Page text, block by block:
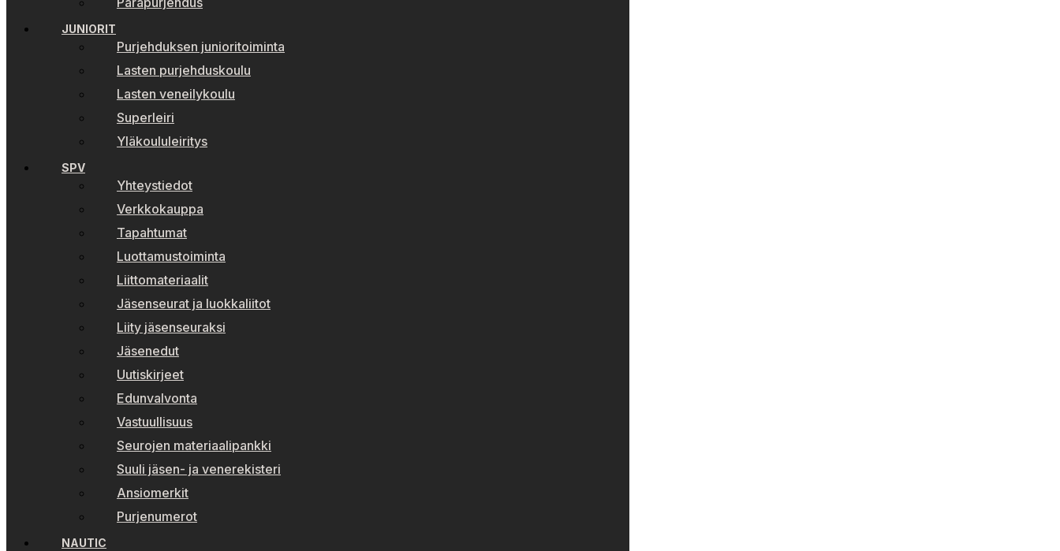
JUNIORIT
Purjehduksen junioritoiminta
Lasten purjehduskoulu
Lasten veneilykoulu
Superleiri
Yläkoululeiritys
SPV
Yhteystiedot
Verkkokauppa
Tapahtumat
Luottamustoiminta
Liittomateriaalit
Jäsenseurat ja luokkaliitot
Liity jäsenseuraksi
Jäsenedut
Uutiskirjeet
Edunvalvonta
Vastuullisuus
Seurojen materiaalipankki
Suuli jäsen- ja venerekisteri
Ansiomerkit
Purjenumerot
NAUTIC